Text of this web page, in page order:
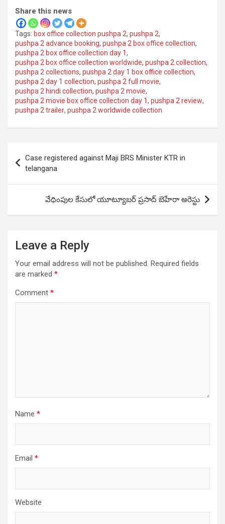
Share this news
Tags: box office collection pushpa 2, pushpa 2,
pushpa 2 advance booking, pushpa 2 box office collection,
pushpa 2 box office collection day 1,
pushpa 2 box office collection worldwide, pushpa 2 collection,
pushpa 2 collections, pushpa 2 day 1 box office collection,
pushpa 2 day 1 collection, pushpa 2 full movie,
pushpa 2 hindi collection, pushpa 2 movie,
pushpa 2 movie box office collection day 1, pushpa 2 review,
pushpa 2 trailer, pushpa 2 worldwide collection
navigation
Case registered against Maji BRS Minister KTR in
telangana
వేధింపుల కేసులో యూట్యూబర్ ప్రసాద్ బెహేరా అరెస్టు
Leave a Reply
Your email address will not be published. Required fields
are marked *
Comment *
Name *
Email *
Website